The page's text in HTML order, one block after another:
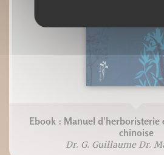
Ebook : Manuel d'herboristerie
chinoise
Dr. G. Guillaume Dr.